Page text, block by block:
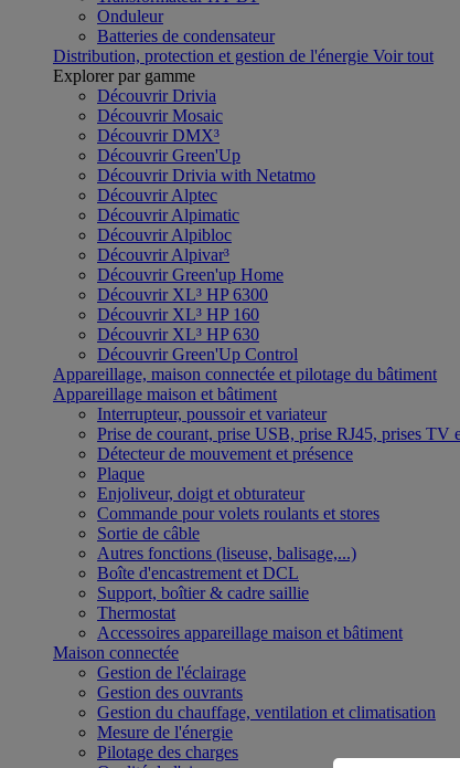
Onduleur
Batteries de condensateur
Distribution, protection et gestion de l'énergie Voir tout
Explorer par gamme
Découvrir Drivia
Découvrir Mosaic
Découvrir DMX³
Découvrir Green'Up
Découvrir Drivia with Netatmo
Découvrir Alptec
Découvrir Alpimatic
Découvrir Alpibloc
Découvrir Alpivar³
Découvrir Green'up Home
Découvrir XL³ HP 6300
Découvrir XL³ HP 160
Découvrir XL³ HP 630
Découvrir Green'Up Control
Appareillage, maison connectée et pilotage du bâtiment
Appareillage maison et bâtiment
Interrupteur, poussoir et variateur
Prise de courant, prise USB, prise RJ45, prises TV
Détecteur de mouvement et présence
Plaque
Enjoliveur, doigt et obturateur
Commande pour volets roulants et stores
Sortie de câble
Autres fonctions (liseuse, balisage,...)
Boîte d'encastrement et DCL
Support, boîtier & cadre saillie
Thermostat
Accessoires appareillage maison et bâtiment
Maison connectée
Gestion de l'éclairage
Gestion des ouvrants
Gestion du chauffage, ventilation et climatisation
Mesure de l'énergie
Pilotage des charges